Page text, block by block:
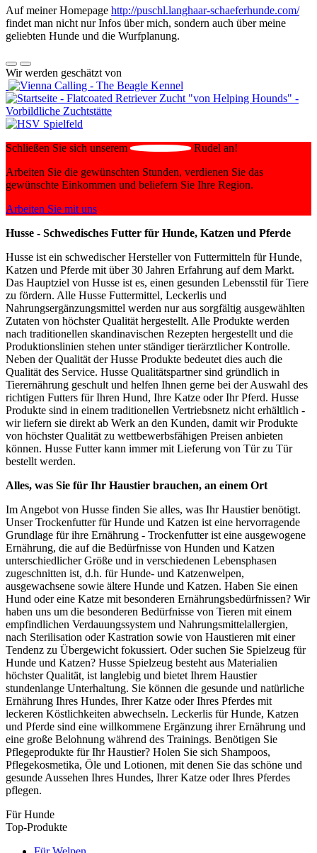
Auf meiner Homepage http://puschl.langhaar-schaeferhunde.com/
findet man nicht nur Infos über mich, sondern auch über meine
geliebten Hunde und die Wurfplanung.
Wir werden geschätzt von
Schließen Sie sich unserem
Rudel an!
Arbeiten Sie die gewünschten Stunden, verdienen Sie das
gewünschte Einkommen und beliefern Sie Ihre Region.
Arbeiten Sie mit uns
Husse - Schwedisches Futter für Hunde, Katzen und Pferde
Husse ist ein schwedischer Hersteller von Futtermitteln für Hunde,
Katzen und Pferde mit über 30 Jahren Erfahrung auf dem Markt.
Das Hauptziel von Husse ist es, einen gesunden Lebensstil für Tiere
zu fördern. Alle Husse Futtermittel, Leckerlis und
Nahrungsergänzungsmittel werden nur aus sorgfältig ausgewählten
Zutaten von höchster Qualität hergestellt. Alle Produkte werden
nach traditionellen skandinavischen Rezepten hergestellt und die
Produktionslinien stehen unter ständiger tierärztlicher Kontrolle.
Neben der Qualität der Husse Produkte bedeutet dies auch die
Qualität des Service. Husse Qualitätspartner sind gründlich in
Tierernährung geschult und helfen Ihnen gerne bei der Auswahl des
richtigen Futters für Ihren Hund, Ihre Katze oder Ihr Pferd. Husse
Produkte sind in einem traditionellen Vertriebsnetz nicht erhältlich -
wir liefern sie direkt ab Werk an den Kunden, damit wir Produkte
von höchster Qualität zu wettbewerbsfähigen Preisen anbieten
können. Husse Futter kann immer mit Lieferung von Tür zu Tür
bestellt werden.
Alles, was Sie für Ihr Haustier brauchen, an einem Ort
Im Angebot von Husse finden Sie alles, was Ihr Haustier benötigt.
Unser Trockenfutter für Hunde und Katzen ist eine hervorragende
Grundlage für ihre Ernährung - Trockenfutter ist eine ausgewogene
Ernährung, die auf die Bedürfnisse von Hunden und Katzen
unterschiedlicher Größe und in verschiedenen Lebensphasen
zugeschnitten ist, d.h. für Hunde- und Katzenwelpen,
ausgewachsene sowie ältere Hunde und Katzen. Haben Sie einen
Hund oder eine Katze mit besonderen Ernährungsbedürfnissen? Wir
haben uns um die besonderen Bedürfnisse von Tieren mit einem
empfindlichen Verdauungssystem und Nahrungsmittelallergien,
nach Sterilisation oder Kastration sowie von Haustieren mit einer
Tendenz zu Übergewicht fokussiert. Oder suchen Sie Spielzeug für
Hunde und Katzen? Husse Spielzeug besteht aus Materialien
höchster Qualität, ist langlebig und bietet Ihrem Haustier
stundenlange Unterhaltung. Sie können die gesunde und natürliche
Ernährung Ihres Hundes, Ihrer Katze oder Ihres Pferdes mit
leckeren Köstlichkeiten abwechseln. Leckerlis für Hunde, Katzen
und Pferde sind eine willkommene Ergänzung ihrer Ernährung und
eine große Belohnung während des Trainings. Benötigen Sie
Pflegeprodukte für Ihr Haustier? Holen Sie sich Shampoos,
Pflegekosmetika, Öle und Lotionen, mit denen Sie das schöne und
gesunde Aussehen Ihres Hundes, Ihrer Katze oder Ihres Pferdes
pflegen.
Für Hunde
Top-Produkte